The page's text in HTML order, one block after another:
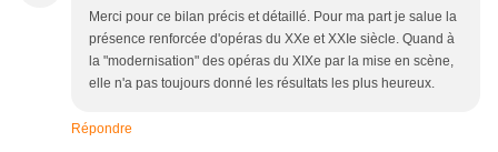
Merci pour ce bilan précis et détaillé. Pour ma part je salue la
présence renforcée d'opéras du XXe et XXIe siècle. Quand à
la "modernisation" des opéras du XIXe par la mise en scène,
elle n'a pas toujours donné les résultats les plus heureux.
Répondre